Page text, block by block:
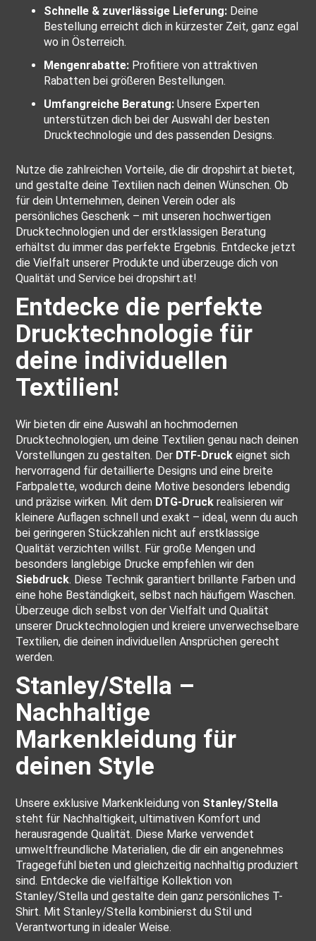
Schnelle & zuverlässige Lieferung: Deine
Bestellung erreicht dich in kürzester Zeit, ganz egal
wo in Österreich.
Mengenrabatte: Profitiere von attraktiven
Rabatten bei größeren Bestellungen.
Umfangreiche Beratung: Unsere Experten
unterstützen dich bei der Auswahl der besten
Drucktechnologie und des passenden Designs.
Nutze die zahlreichen Vorteile, die dir dropshirt.at bietet,
und gestalte deine Textilien nach deinen Wünschen. Ob
für dein Unternehmen, deinen Verein oder als
persönliches Geschenk – mit unseren hochwertigen
Drucktechnologien und der erstklassigen Beratung
erhältst du immer das perfekte Ergebnis. Entdecke jetzt
die Vielfalt unserer Produkte und überzeuge dich von
Qualität und Service bei dropshirt.at!
Entdecke die perfekte
Drucktechnologie für
deine individuellen
Textilien!
Wir bieten dir eine Auswahl an hochmodernen
Drucktechnologien, um deine Textilien genau nach deinen
Vorstellungen zu gestalten. Der DTF-Druck eignet sich
hervorragend für detaillierte Designs und eine breite
Farbpalette, wodurch deine Motive besonders lebendig
und präzise wirken. Mit dem DTG-Druck realisieren wir
kleinere Auflagen schnell und exakt – ideal, wenn du auch
bei geringeren Stückzahlen nicht auf erstklassige
Qualität verzichten willst. Für große Mengen und
besonders langlebige Drucke empfehlen wir den
Siebdruck. Diese Technik garantiert brillante Farben und
eine hohe Beständigkeit, selbst nach häufigem Waschen.
Überzeuge dich selbst von der Vielfalt und Qualität
unserer Drucktechnologien und kreiere unverwechselbare
Textilien, die deinen individuellen Ansprüchen gerecht
werden.
Stanley/Stella –
Nachhaltige
Markenkleidung für
deinen Style
Unsere exklusive Markenkleidung von Stanley/Stella
steht für Nachhaltigkeit, ultimativen Komfort und
herausragende Qualität. Diese Marke verwendet
umweltfreundliche Materialien, die dir ein angenehmes
Tragegefühl bieten und gleichzeitig nachhaltig produziert
sind. Entdecke die vielfältige Kollektion von
Stanley/Stella und gestalte dein ganz persönliches T-
Shirt. Mit Stanley/Stella kombinierst du Stil und
Verantwortung in idealer Weise.